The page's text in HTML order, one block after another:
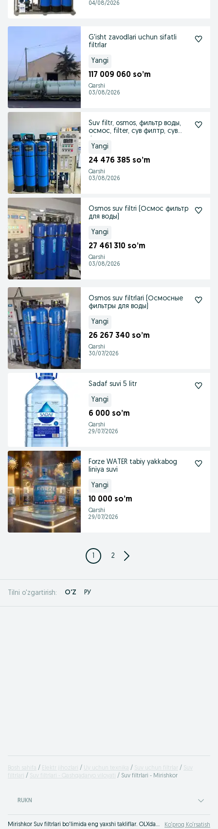
04/08/2026
G'isht zavodlari uchun sifatli
filtrlar
Yangi
117 009 060 so’m
Qarshi
03/08/2026
Suv filtr, osmos, фильтр воды,
осмос, filter, сув филтр, сув
Yangi
24 476 385 so’m
Qarshi
03/08/2026
Osmos suv filtri (Осмос фильтр
для воды)
Yangi
27 461 310 so’m
Qarshi
03/08/2026
Osmos suv filtrlari (Осмосные
фильтры для воды)
Yangi
26 267 340 so’m
Qarshi
30/07/2026
Sadaf suvi 5 litr
Yangi
6 000 so’m
Qarshi
29/07/2026
Forze WATER tabiy yakkabog
liniya suvi
Yangi
10 000 so’m
Qarshi
29/07/2026
1 2
Tilni o'zgartirish: O'Z РУ
Bosh sahifa Elektr jihozlari Uy uchun texnika Suv uchun filtrlar
Suv
filtrlari
Suv filtrlari - Qashqadaryo viloyati Suv filtrlari - Mirishkor
RUKN
Mirishkor Suv filtrlari bo'limida eng yaxshi takliflar. OLXda hamyonbop narxlarda mahsulot va xizmatlarning katta tanlovi! OLX.uz da ko'plab takliflar! Ko‘proq Ko‘rsatish